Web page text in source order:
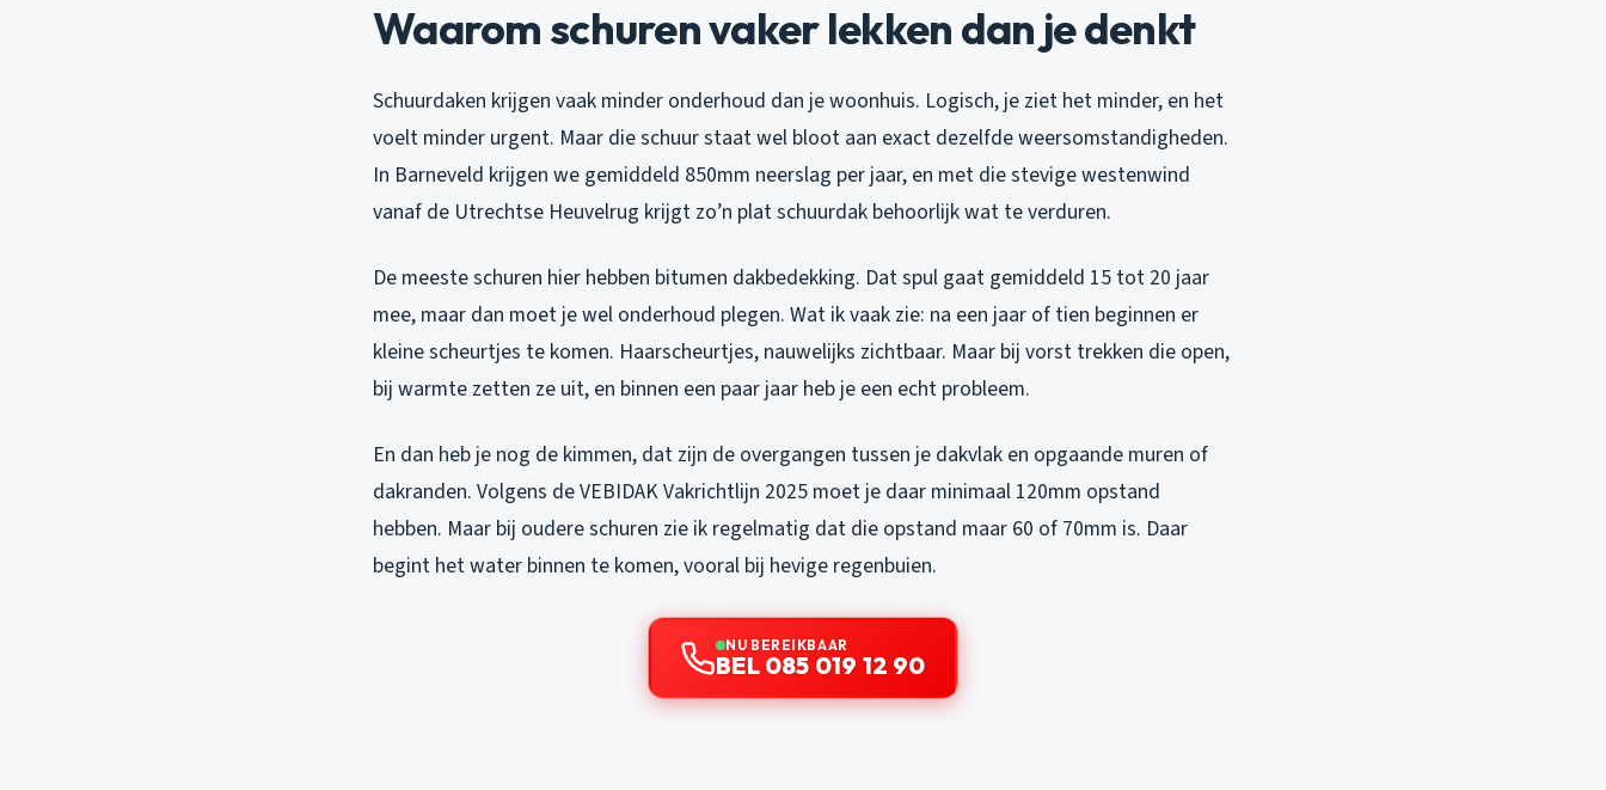
Waarom schuren vaker lekken dan je denkt
Schuurdaken krijgen vaak minder onderhoud dan je woonhuis. Logisch, je ziet het minder, en het
voelt minder urgent. Maar die schuur staat wel bloot aan exact dezelfde weersomstandigheden.
In Barneveld krijgen we gemiddeld 850mm neerslag per jaar, en met die stevige westenwind
vanaf de Utrechtse Heuvelrug krijgt zo’n plat schuurdak behoorlijk wat te verduren.
De meeste schuren hier hebben bitumen dakbedekking. Dat spul gaat gemiddeld 15 tot 20 jaar
mee, maar dan moet je wel onderhoud plegen. Wat ik vaak zie: na een jaar of tien beginnen er
kleine scheurtjes te komen. Haarscheurtjes, nauwelijks zichtbaar. Maar bij vorst trekken die open,
bij warmte zetten ze uit, en binnen een paar jaar heb je een echt probleem.
En dan heb je nog de kimmen, dat zijn de overgangen tussen je dakvlak en opgaande muren of
dakranden. Volgens de VEBIDAK Vakrichtlijn 2025 moet je daar minimaal 120mm opstand
hebben. Maar bij oudere schuren zie ik regelmatig dat die opstand maar 60 of 70mm is. Daar
begint het water binnen te komen, vooral bij hevige regenbuien.
NU BEREIKBAAR
BEL 085 019 12 90